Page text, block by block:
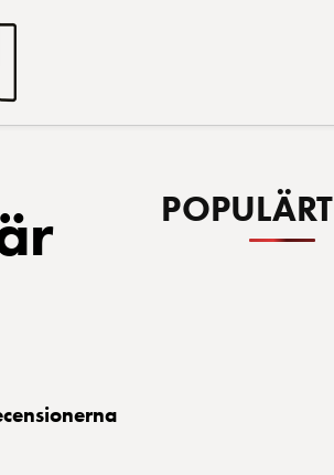
POPULÄRT